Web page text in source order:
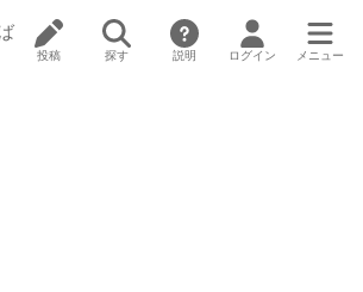
投稿 探す 説明 ログイン メニュー